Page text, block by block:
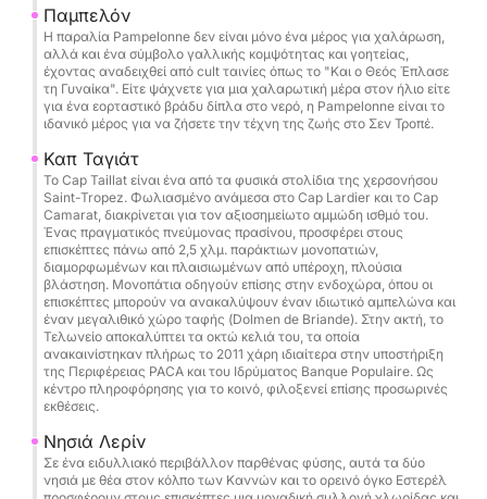
Σεν Τροπέ
Νησιά Porquerolles & Port-Cros
Άγριοι όρμοι του ορεινού όγκου Esterel
Κορσική & Σαρδηνία κατόπιν αιτήματος
Πάρτι για εργένηδες/εργένισσες • Γενέθλια •
Ιδιωτικές εξόδους • Team building
Τελικός καθαρισμός (Υποχρεωτικό): 250 €
Κάντε κράτηση τώρα με αναχώρηση από τις
Κάννες και χαρίστε στον εαυτό σας μια
αποκλειστική εμπειρία στη θάλασσα,
συνδυάζοντας πολυτέλεια, ελευθερία και
αξέχαστες στιγμές στη Μεσόγειο.
Παμπελόν
Η παραλία Pampelonne δεν είναι μόνο ένα μέρος για χαλάρωση,
αλλά και ένα σύμβολο γαλλικής κομψότητας και γοητείας,
έχοντας αναδειχθεί από cult ταινίες όπως το "Και ο Θεός Έπλασε
τη Γυναίκα". Είτε ψάχνετε για μια χαλαρωτική μέρα στον ήλιο είτε
για ένα εορταστικό βράδυ δίπλα στο νερό, η Pampelonne είναι το
ιδανικό μέρος για να ζήσετε την τέχνη της ζωής στο Σεν Τροπέ.
Καπ Ταγιάτ
Το Cap Taillat είναι ένα από τα φυσικά στολίδια της χερσονήσου
Saint-Tropez. Φωλιασμένο ανάμεσα στο Cap Lardier και το Cap
Camarat, διακρίνεται για τον αξιοσημείωτο αμμώδη ισθμό του.
Ένας πραγματικός πνεύμονας πρασίνου, προσφέρει στους
επισκέπτες πάνω από 2,5 χλμ. παράκτιων μονοπατιών,
διαμορφωμένων και πλαισιωμένων από υπέροχη, πλούσια
βλάστηση. Μονοπάτια οδηγούν επίσης στην ενδοχώρα, όπου οι
επισκέπτες μπορούν να ανακαλύψουν έναν ιδιωτικό αμπελώνα και
έναν μεγαλιθικό χώρο ταφής (Dolmen de Briande). Στην ακτή, το
Τελωνείο αποκαλύπτει τα οκτώ κελιά του, τα οποία
ανακαινίστηκαν πλήρως το 2011 χάρη ιδιαίτερα στην υποστήριξη
της Περιφέρειας PACA και του Ιδρύματος Banque Populaire. Ως
κέντρο πληροφόρησης για το κοινό, φιλοξενεί επίσης προσωρινές
εκθέσεις.
Νησιά Λερίν
Σε ένα ειδυλλιακό περιβάλλον παρθένας φύσης, αυτά τα δύο
νησιά με θέα στον κόλπο των Καννών και το ορεινό όγκο Εστερέλ